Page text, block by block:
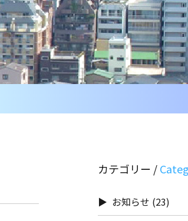
カテゴリー /
お知らせ (23)